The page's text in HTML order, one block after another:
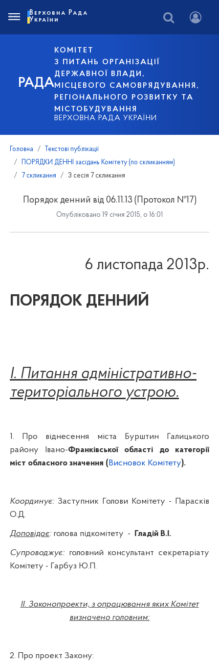
РАДА
КОМІТЕТ
З ПИТАНЬ ОРГАНІЗАЦІЇ
ДЕРЖАВНОЇ ВЛАДИ,
МІСЦЕВОГО САМОВРЯДУВАННЯ,
РЕГІОНАЛЬНОГО РОЗВИТКУ ТА
МІСТОБУДУВАННЯ
ВЕРХОВНА РАДА УКРАЇНИ
Верховна Рада
України
Головна
Текстові публікації
ПОРЯДКИ ДЕННІ засідань Комітету (по скликанням)
7 скликання
3 сесія 7 скликання
Порядок денний від 06.11.13 (Протокол №17)
Опубліковано 19 січня 2015, о 16:01
6 листопада 2013р.
ПОРЯДОК ДЕННИЙ
I. Питання адміністративно-
територіального устрою.
1. Про віднесення міста Бурштин Галицького
району Івано-Франківської області до категорії
міст обласного значення ( Висновок Комітету).
Координує: Заступник Голови Комітету - Парасків
О.Д.
Доповідає: голова підкомітету - Гладій В.І.
Супроводжує: головний консультант секретаріату
Комітету - Гарбуз Ю.П.
II. Законопроекти, з опрацювання яких Комітет
визначено головним:
2. Про проект Закону: